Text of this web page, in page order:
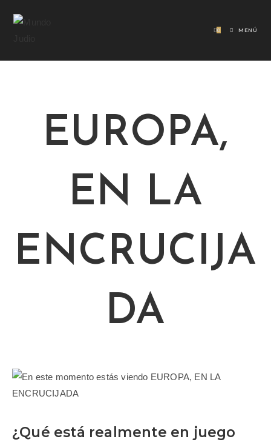
0 MENÚ
EUROPA,
EN LA
ENCRUCIJA
DA
¿Qué está realmente en juego